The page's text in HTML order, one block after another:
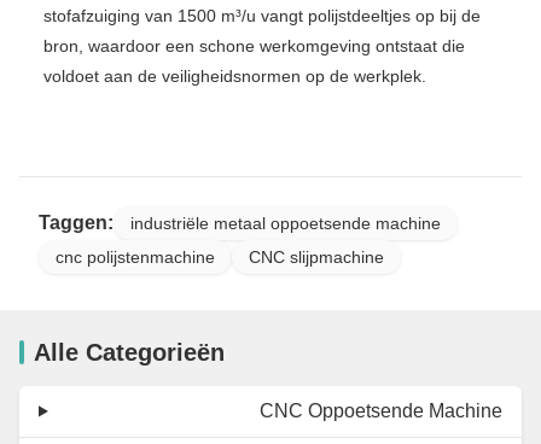
stofafzuiging van 1500 m³/u vangt polijstdeeltjes op bij de
bron, waardoor een schone werkomgeving ontstaat die
voldoet aan de veiligheidsnormen op de werkplek.
Taggen:
industriële metaal oppoetsende machine
cnc polijstenmachine
CNC slijpmachine
Alle Categorieën
CNC Oppoetsende Machine